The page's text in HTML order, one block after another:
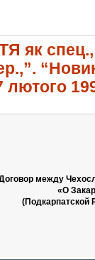
як спец.,
лютого
между
«О
(Подкарпатской